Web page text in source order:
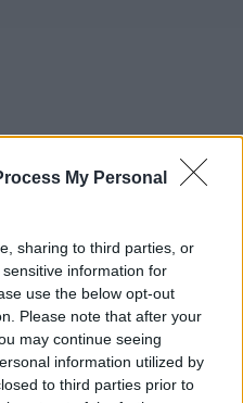
My Personal
sharing to third parties, or
information for
use the below opt-out
Please note that after your
may continue seeing
information utilized by
to third parties prior to